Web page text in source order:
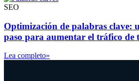
SEO
Optimización de palabras clave:
paso para aumentar el tráfico de
Lea completo»